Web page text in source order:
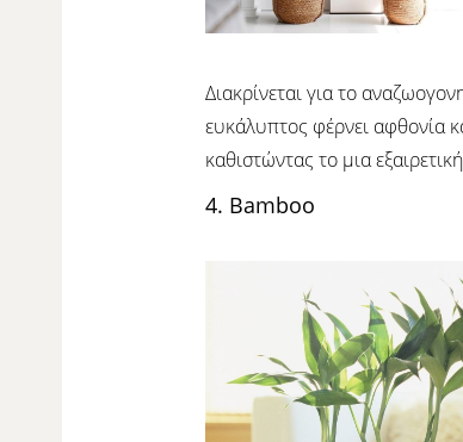
Διακρίνεται για το
ευκάλυπτος φέρνει αφθονία
καθιστώντας το μια
4. Bamboo